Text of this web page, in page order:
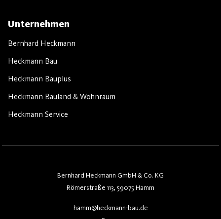
Unternehmen
Bernhard Heckmann
Heckmann Bau
Heckmann Bauplus
Heckmann Bauland & Wohnraum
Heckmann Service
Bernhard Heckmann GmbH & Co. KG
Römerstraße 113, 59075 Hamm
hamm@heckmann-bau.de